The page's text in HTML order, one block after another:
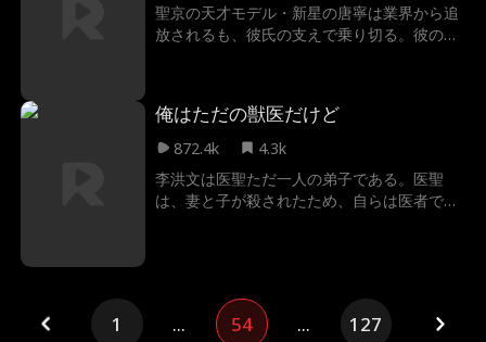
た。故郷に戻った彼女は、過ちを犯した者た
ちを罰し、村の孤立と貧困問題に尽力するの
聖京の天才モデル・新星の唐寧は業界から追
放されるも、彼氏の支えで乗り切る。彼の成
ード婚を成し遂げ、自らの全てを取り戻すと
決意したのだった。
俺はただの獣医だけど
872.4k
4.3k
李洪文は医聖ただ一人の弟子である。医聖
は、妻と子が殺されたため、自らは医者であ
1 ... 54 ... 127